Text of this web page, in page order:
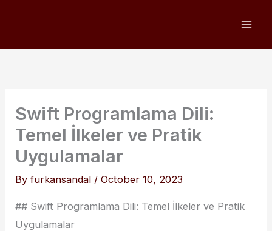
Swift Programlama Dili:
Temel İlkeler ve Pratik
Uygulamalar
Byfurkansandal /October 10, 2023
## Swift Programlama Dili: Temel İlkeler ve Pratik
Uygulamalar